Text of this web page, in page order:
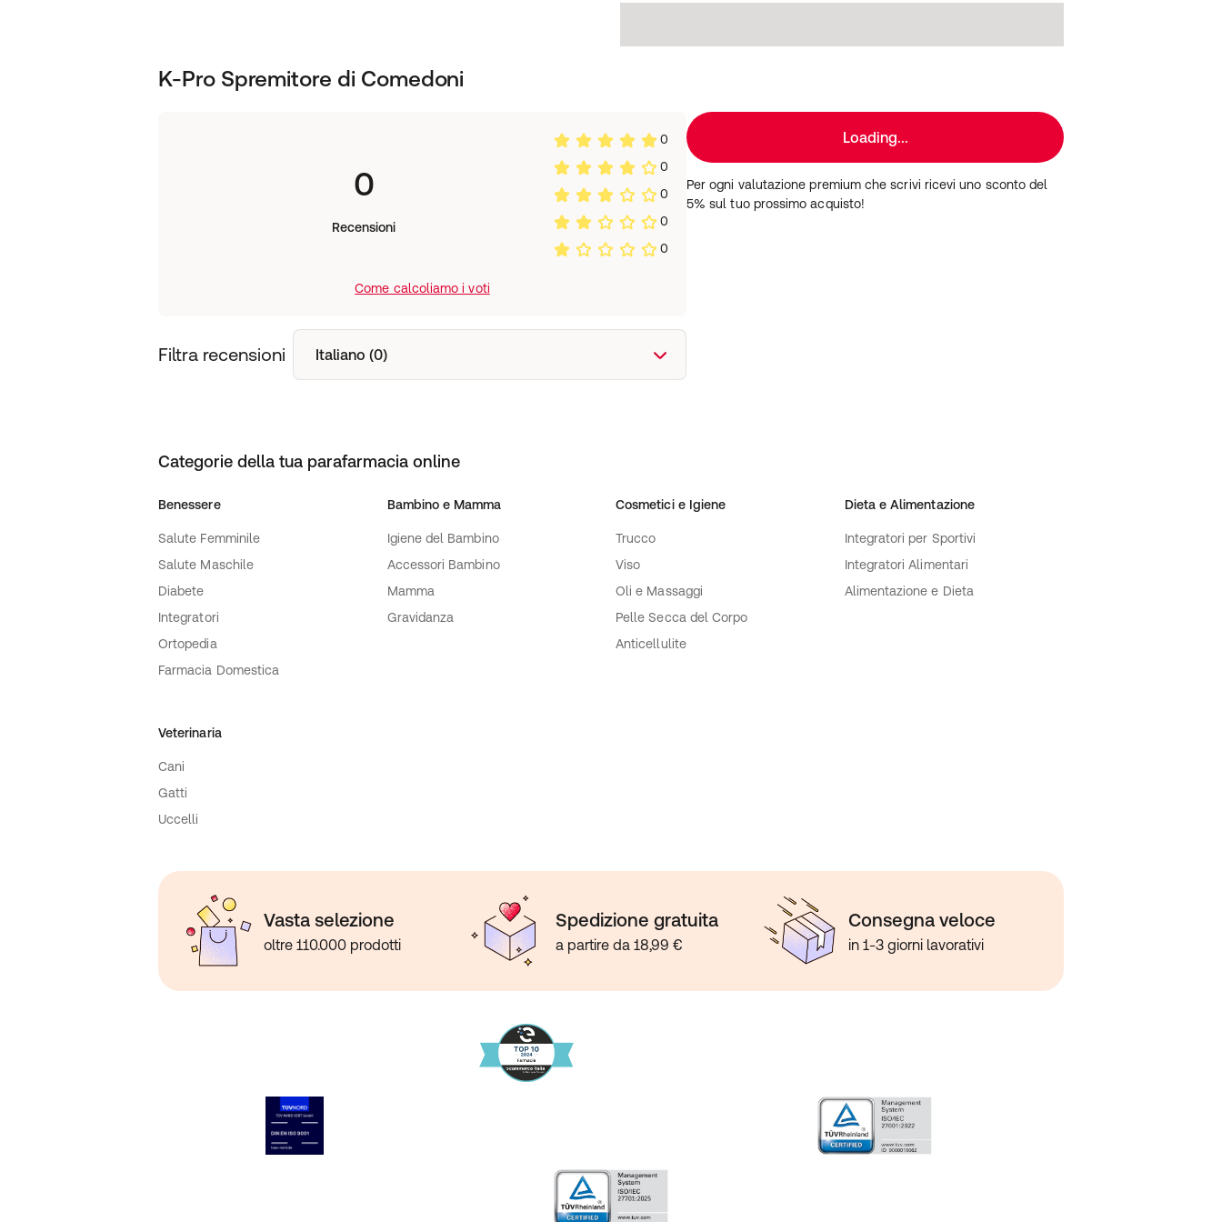
K-Pro Spremitore di Comedoni
0
Recensioni
0
0
0
0
0
Come calcoliamo i voti
Filtra recensioni Italiano (0)
Loading...
Per ogni valutazione premium che scrivi ricevi uno sconto del
5% sul tuo prossimo acquisto!
Categorie della tua parafarmacia online
Benessere
Salute Femminile
Salute Maschile
Diabete
Integratori
Ortopedia
Farmacia Domestica
Bambino e Mamma
Igiene del Bambino
Accessori Bambino
Mamma
Gravidanza
Cosmetici e Igiene
Trucco
Viso
Oli e Massaggi
Pelle Secca del Corpo
Anticellulite
Dieta e Alimentazione
Integratori per Sportivi
Integratori Alimentari
Alimentazione e Dieta
Veterinaria
Cani
Gatti
Uccelli
Vasta selezione
oltre 110.000 prodotti
Spedizione gratuita
a partire da 18,99 €
Consegna veloce
in 1-3 giorni lavorativi